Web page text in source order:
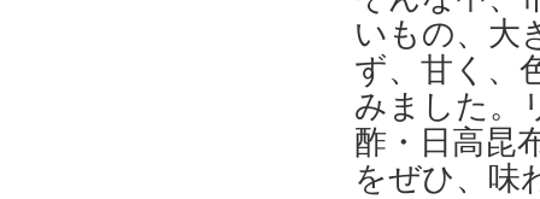
いもの、大
ず、甘く、
みました。
酢・日高昆
をぜひ、味